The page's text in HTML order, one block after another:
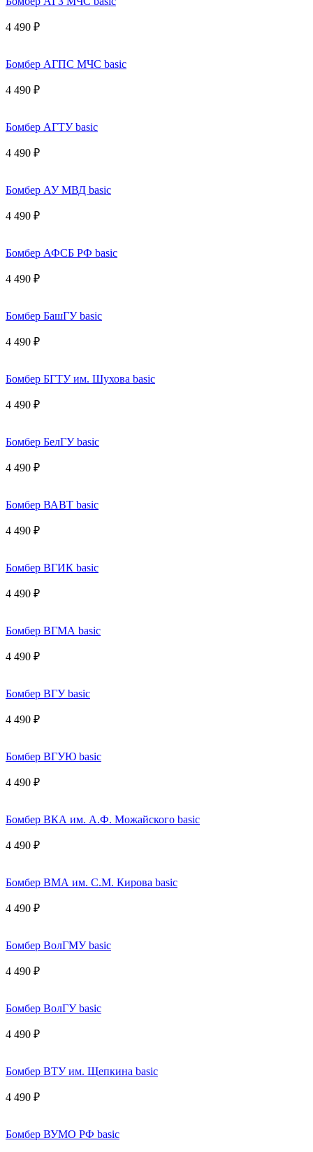
4 490 ₽
Бомбер АГПС МЧС basic
4 490 ₽
Бомбер АГТУ basic
4 490 ₽
Бомбер АУ МВД basic
4 490 ₽
Бомбер АФСБ РФ basic
4 490 ₽
Бомбер БашГУ basic
4 490 ₽
Бомбер БГТУ им. Шухова basic
4 490 ₽
Бомбер БелГУ basic
4 490 ₽
Бомбер ВАВТ basic
4 490 ₽
Бомбер ВГИК basic
4 490 ₽
Бомбер ВГМА basic
4 490 ₽
Бомбер ВГУ basic
4 490 ₽
Бомбер ВГУЮ basic
4 490 ₽
Бомбер ВКА им. А.Ф. Можайского basic
4 490 ₽
Бомбер ВМА им. С.М. Кирова basic
4 490 ₽
Бомбер ВолГМУ basic
4 490 ₽
Бомбер ВолГУ basic
4 490 ₽
Бомбер ВТУ им. Щепкина basic
4 490 ₽
Бомбер ВУМО РФ basic